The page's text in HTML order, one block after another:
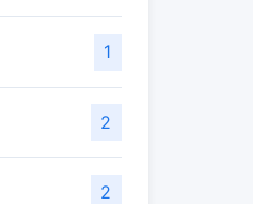
1
2
2